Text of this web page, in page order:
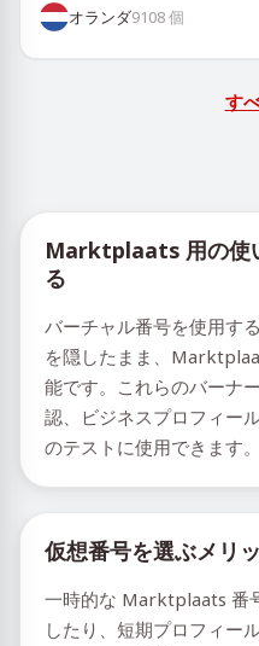
オランダ9108個
す
Marktplaats 用の使
る
バーチャル番号を使用す
を隠したまま、
能です。これらのバーナ
認、ビジネスプロフィー
のテストに使用できます。
仮想番号を選ぶメリ
一時的な Marktplaats 番
したり、短期プロフィー